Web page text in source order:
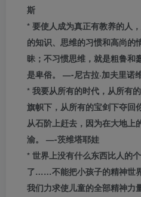
斯
* 要使人成为真正有教养的人
的知识、思维的习惯和高尚的
昧；不习惯思维，就是粗鲁和
是卑俗。 —-尼古拉·加夫里诺
* 我要从所有的时代，从所有
旗帜下，从所有的宝剑下夺回
从石阶上赶去，因为在大地上
渝。 —-茨维塔耶娃
* 世界上没有什么东西比人的
了……不能把小孩子的精神世
我们力求使儿童的全部精神力